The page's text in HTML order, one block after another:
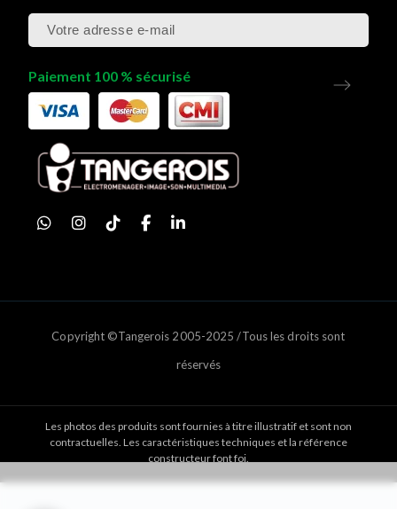
Paiement 100 % sécurisé
Copyright ©Tangerois 2005-2025 /Tous les droits sont
réservés
Les photos des produits sont fournies à titre illustratif et sont non
contractuelles. Les caractéristiques techniques et la référence
constructeur font foi.